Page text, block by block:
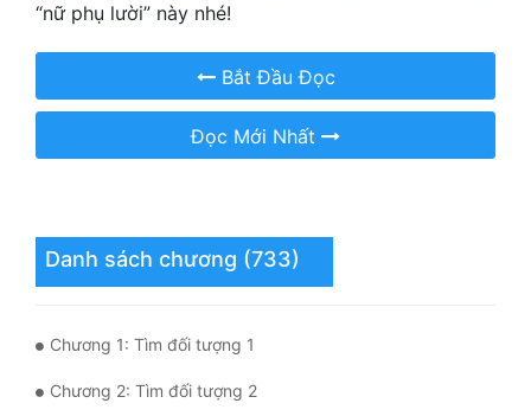
Lịch Sử
Mạt Thế
Ngược
Nữ Phụ
Phong Thủy - Tâm Linh
“nữ phụ lười” này nhé!
Bắt Đầu Đọc
Đọc Mới Nhất
Danh sách chương (733)
Chương 1: Tìm đối tượng 1
Chương 2: Tìm đối tượng 2